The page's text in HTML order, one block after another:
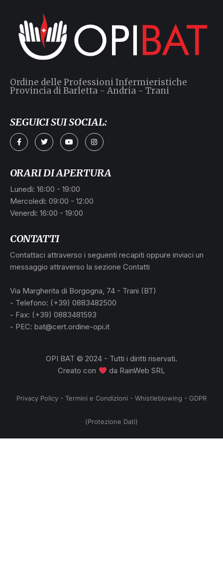
CONTATTI
Contattaci attraverso i seguenti recapiti oppure inviaci un
messaggio attraverso la sezione Contatti
Via Margherita di Borgogna, 74 - Trani (BT)
- Telefono: (+39) 0883482500
- Fax: (+39) 0883481593
- PEC: bat@cert.ordine-opi.it
ORARI DI APERTURA
Lunedì: 16:00 - 19:00
Mercoledì: 09:00 - 12:00
Venerdì: 16:00 - 19:00
Ordine delle Professioni Infermieristiche
Provincia di Barletta - Andria - Trani
SEGUICI SUI SOCIAL:
OPI BAT © 2024 - Tutti i diritti riservati.
Creato con
da RainWeb SRL
Privacy Policy - Termini e Condizioni - Whistleblowing - GDPR
(Protezione Dati)